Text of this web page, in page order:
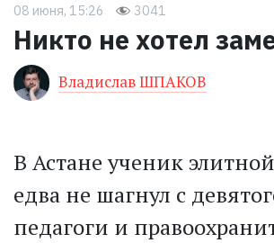
08 июня, 15:26 3041
Никто не хотел
Владислав ШПАКОВ
В Астане ученик
едва не шагнул с
педагоги и